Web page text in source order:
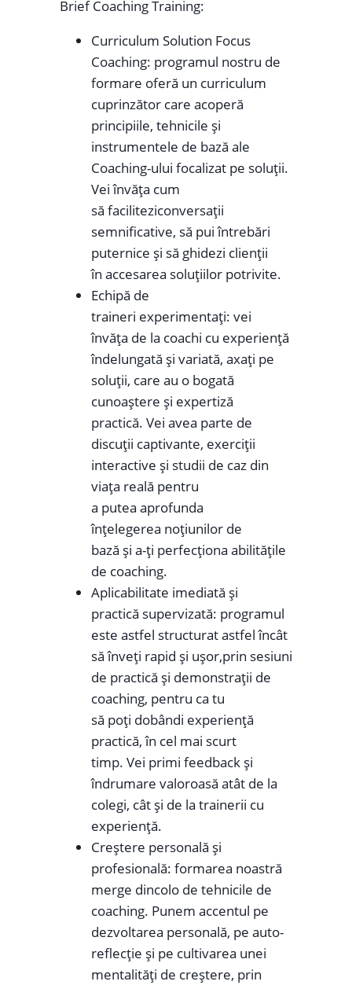
Brief Coaching Training:
Curriculum Solution Focus
Coaching: programul nostru de
formare oferă un curriculum
cuprinzător care acoperă
principiile, tehnicile și
instrumentele de bază ale
Coaching-ului focalizat pe soluții.
Vei învăța cum
să faciliteziconversații
semnificative, să pui întrebări
puternice și să ghidezi clienții
în accesarea soluțiilor potrivite.
Echipă de
traineri experimentați: vei
învăța de la coachi cu experiență
îndelungată și variată, axați pe
soluții, care au o bogată
cunoaștere și expertiză
practică. Vei avea parte de
discuții captivante, exerciții
interactive și studii de caz din
viața reală pentru
a putea aprofunda
înțelegerea noțiunilor de
bază și a-ți perfecționa abilitățile
de coaching.
Aplicabilitate imediată și
practică supervizată: programul
este astfel structurat astfel încât
să înveți rapid și ușor,prin sesiuni
de practică și demonstrații de
coaching, pentru ca tu
să poți dobândi experiență
practică, în cel mai scurt
timp. Vei primi feedback și
îndrumare valoroasă atât de la
colegi, cât și de la trainerii cu
experiență.
Creștere personală și
profesională: formarea noastră
merge dincolo de tehnicile de
coaching. Punem accentul pe
dezvoltarea personală, pe auto-
reflecție și pe cultivarea unei
mentalități de creștere, prin